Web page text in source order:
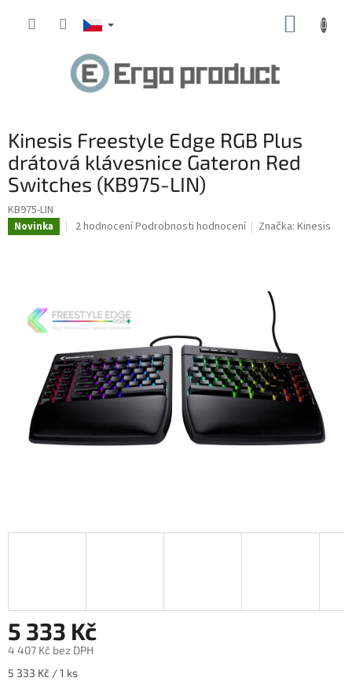
Kinesis Freestyle Edge RGB Plus
drátová klávesnice Gateron Red
Switches (KB975-LIN)
KB975-LIN
Novinka
Průměrné
5
hvězdiček.
2 hodnoceníPodrobnosti hodnocení Značka:Kinesis
5 333 Kč
4 407 Kč bez DPH
Měrná
5 333 Kč / 1 ks